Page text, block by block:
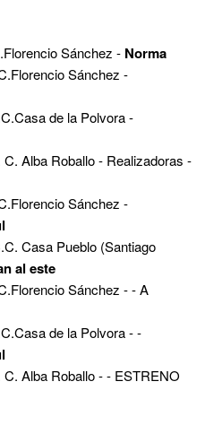
Sánchez - Norma
Sánchez -
de la Polvora -
Alba Roballo - Realizadoras -
Sánchez -
Casa Pueblo (Santiago
al este
Sánchez - - A
de la Polvora - -
Alba Roballo - - ESTRENO